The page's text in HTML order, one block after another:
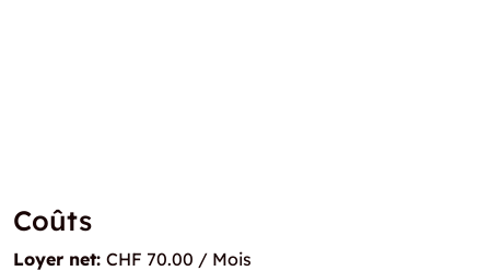
Coûts
Loyer net: CHF 70.00 / Mois